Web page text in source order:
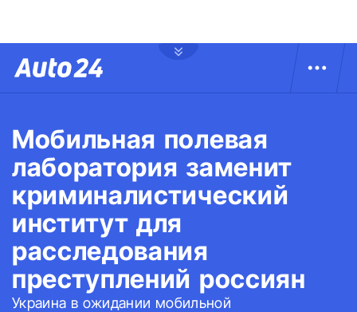
Мобильная полевая
лаборатория заменит
криминалистический
институт для
расследования
преступлений россиян
Украина в ожидании мобильной